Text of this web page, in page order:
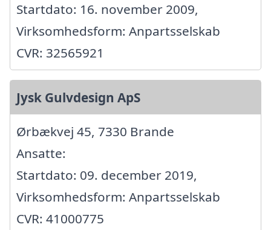
Startdato: 16. november 2009,
Virksomhedsform: Anpartsselskab
CVR: 32565921
Jysk Gulvdesign ApS
Ørbækvej 45, 7330 Brande
Ansatte:
Startdato: 09. december 2019,
Virksomhedsform: Anpartsselskab
CVR: 41000775